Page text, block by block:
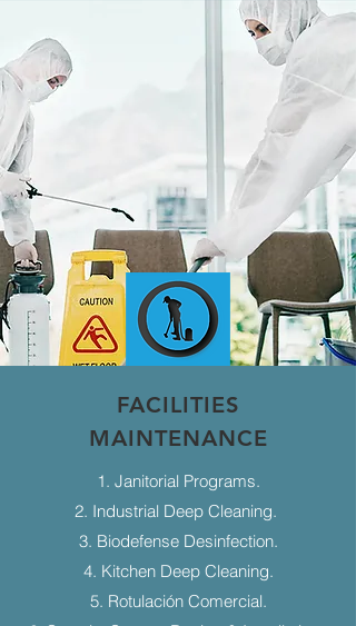
FACILITIES
MAINTENANCE
1. Janitorial Programs.
2. Industrial Deep Cleaning.
3. Biodefense Desinfection.
4. Kitchen Deep Cleaning.
5. Rotulación Comercial.